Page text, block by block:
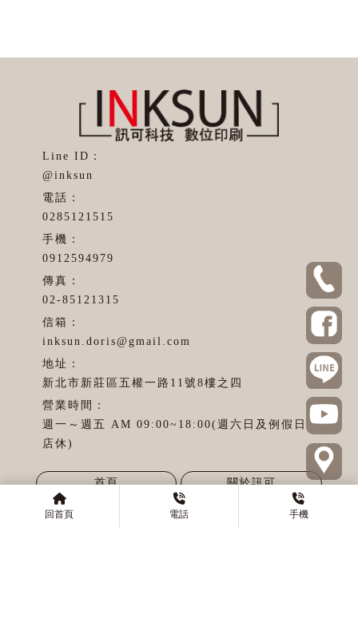
回首頁 電話 手機
@inksun
0285121515
0912594979
02-85121315
inksun.doris@gmail.com
新北市新莊區五權一路11號8樓之四
週一～週五 AM 09:00~18:00(週六日及例假日
店休)
首頁 關於訊可